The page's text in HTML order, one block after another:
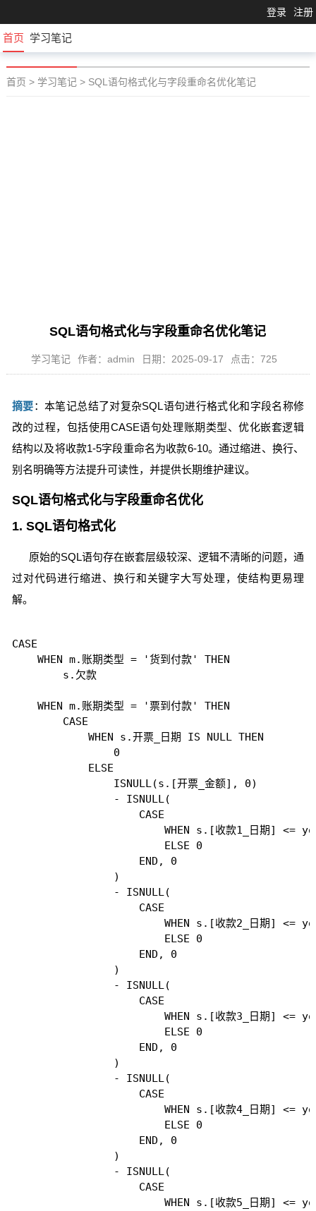
登录 注册
首页 学习笔记
首页 > 学习笔记 > SQL语句格式化与字段重命名优化笔记
SQL语句格式化与字段重命名优化笔记
学习笔记 作者：admin 日期：2025-09-17 点击：725
摘要：本笔记总结了对复杂SQL语句进行格式化和字段名称修
改的过程，包括使用CASE语句处理账期类型、优化嵌套逻辑
结构以及将收款1-5字段重命名为收款6-10。通过缩进、换行、
别名明确等方法提升可读性，并提供长期维护建议。
SQL语句格式化与字段重命名优化
1. SQL语句格式化
原始的SQL语句存在嵌套层级较深、逻辑不清晰的问题，通
过对代码进行缩进、换行和关键字大写处理，使结构更易理
解。
CASE
    WHEN m.账期类型 = '货到付款' THEN
        s.欠款
    WHEN m.账期类型 = '票到付款' THEN
        CASE
            WHEN s.开票_日期 IS NULL THEN
                0
            ELSE
                ISNULL(s.[开票_金额], 0)
                - ISNULL(
                    CASE
WHEN s.[收款1_日期] <=
                        ELSE 0
                    END, 0
                )
                - ISNULL(
                    CASE
WHEN s.[收款2_日期] <=
                        ELSE 0
                    END, 0
                )
                - ISNULL(
                    CASE
WHEN s.[收款3_日期] <=
                        ELSE 0
                    END, 0
                )
                - ISNULL(
                    CASE
WHEN s.[收款4_日期] <=
                        ELSE 0
                    END, 0
                )
                - ISNULL(
                    CASE
WHEN s.[收款5_日期] <=